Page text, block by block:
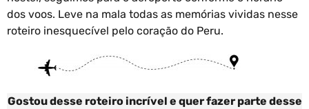
dos voos. Leve na mala todas as memórias vividas nesse
roteiro inesquecível pelo coração do Peru.
Gostou desse roteiro incrível e quer fazer parte desse